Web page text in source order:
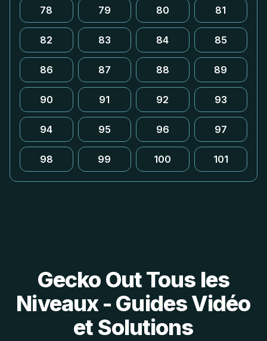
78 79 80 81
82 83 84 85
86 87 88 89
90 91 92 93
94 95 96 97
98 99 100 101
Gecko Out Tous les
Niveaux - Guides Vidéo
et Solutions